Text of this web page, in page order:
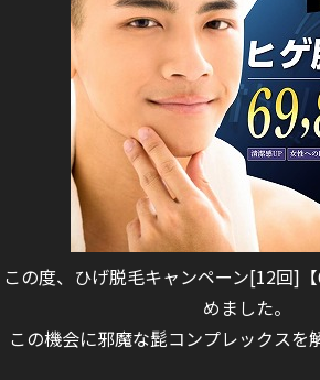
この度、ひげ脱毛キャンペーン[12回]
めました。
この機会に邪魔な髭コンプレックスを